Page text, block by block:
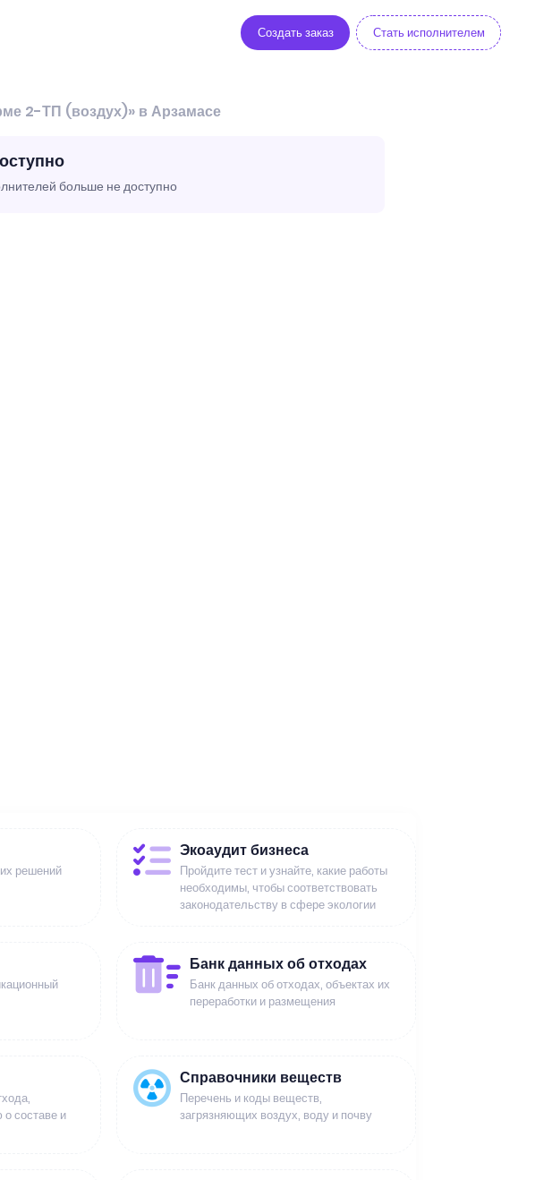
Создать заказ Стать исполнителем
2-ТП (воздух)» в Арзамасе
больше не доступно
решений
Экоаудит бизнеса
Пройдите тест и узнайте, какие работы
необходимы, чтобы соответствовать
законодательству в сфере экологии
Банк данных об отходах
Банк данных об отходах, объектах их
переработки и размещения
составе и
Справочники веществ
Перечень и коды веществ,
загрязняющих воздух, воду и почву